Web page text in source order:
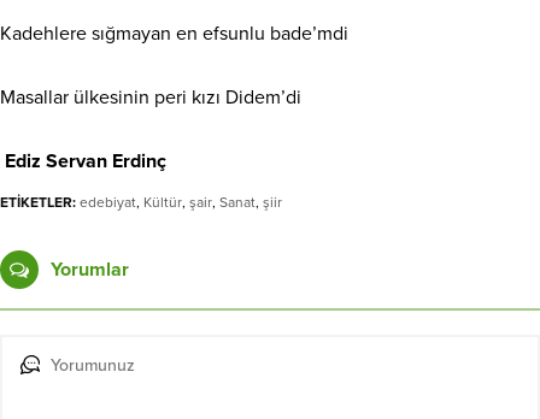
Kadehlere sığmayan en efsunlu bade’mdi
Masallar ülkesinin peri kızı Didem’di
Ediz Servan Erdinç
ETİKETLER: edebiyat, Kültür, şair, Sanat, şiir
Yorumlar